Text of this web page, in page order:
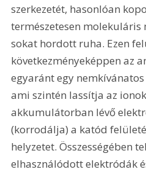
szerkezetét, hasonlóan
természetesen molekuláris
sokat hordott ruha. Ezen
következményeképpen az
egyaránt egy
ami szintén lassítja az
akkumulátorban lévő
(korrodálja) a katód
helyzetet. Összességében
elhasználódott elektródák